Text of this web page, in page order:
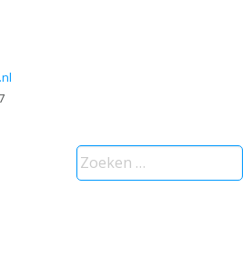
Zoeken
naar: